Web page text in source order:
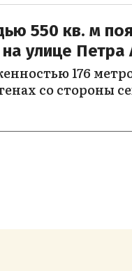
550 кв. м
улице Петра
176
со стороны